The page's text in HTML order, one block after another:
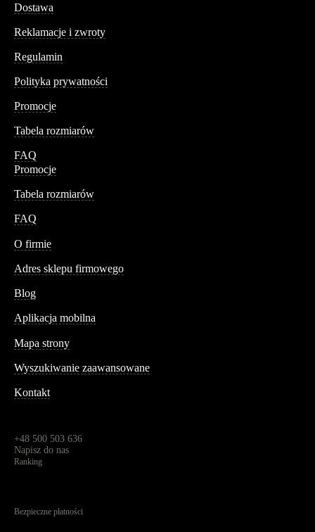
Dostawa
Reklamacje i zwroty
Regulamin
Polityka prywatności
Promocje
Tabela rozmiarów
FAQ
Promocje
Tabela rozmiarów
FAQ
O firmie
Adres sklepu firmowego
Blog
Aplikacja mobilna
Mapa strony
Wyszukiwanie zaawansowane
Kontakt
+48 500 503 636
Napisz do nas
Ranking
Bezpieczne płatności